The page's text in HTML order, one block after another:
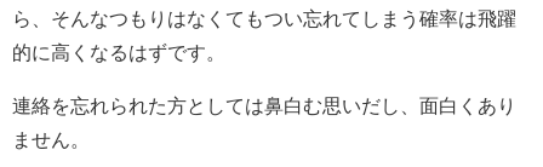
ら、そんなつもりはなくてもつい忘れてしまう確率は飛躍
的に高くなるはずです。
連絡を忘れられた方としては鼻白む思いだし、面白くあり
ません。